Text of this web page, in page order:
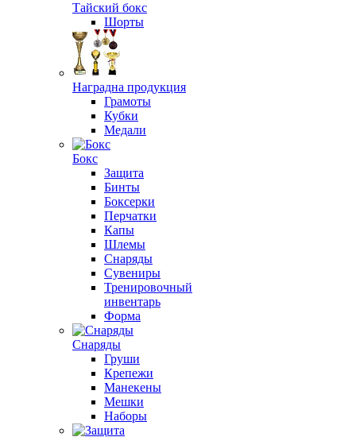
Тайский бокс
Шорты
Наградна продукция
Грамоты
Кубки
Медали
Бокс
Защита
Бинты
Боксерки
Перчатки
Капы
Шлемы
Снаряды
Сувениры
Тренировочный
инвентарь
Форма
Снаряды
Груши
Крепежи
Манекены
Мешки
Наборы